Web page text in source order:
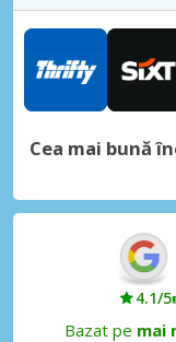
Cea mai bună
4.1/5
Bazat pe mai